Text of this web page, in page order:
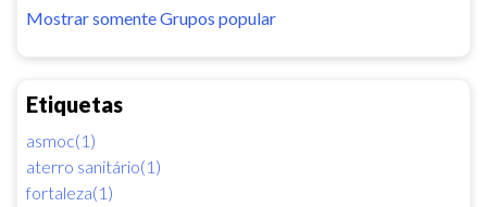
Mostrar somente Grupos popular
Etiquetas
asmoc(1)
aterro sanitário(1)
fortaleza(1)